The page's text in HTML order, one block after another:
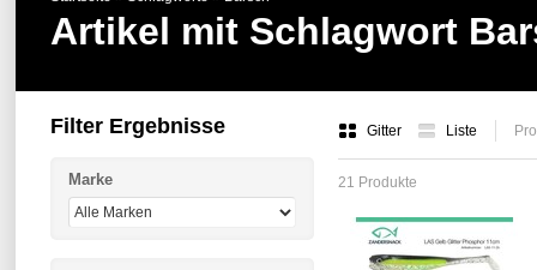
Artikel mit Schlagwort
Gitter Liste
21 Produkte
Filter Ergebnisse
Marke